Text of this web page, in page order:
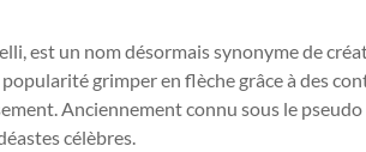
est un nom désormais synonyme de
popularité grimper en flèche grâce à des
Anciennement connu sous le pseudo
célèbres.